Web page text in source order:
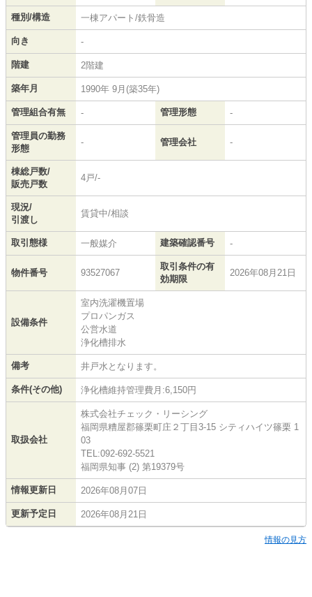
種別/構造 一棟アパート/鉄骨造
向き -
階建 2階建
築年月 1990年 9月(築35年)
管理組合有無 - 管理形態 -
管理員の勤務
形態
- 管理会社 -
棟総戸数/
販売戸数
4戸/-
現況/
引渡し
賃貸中/相談
取引態様 一般媒介 建築確認番号 -
物件番号 93527067
取引条件の有
効期限
2026年08月21日
設備条件
室内洗濯機置場
プロパンガス
公営水道
浄化槽排水
備考 井戸水となります。
条件(その他) 浄化槽維持管理費月:6,150円
取扱会社
株式会社チェック・リーシング
福岡県糟屋郡篠栗町庄２丁目3-15 シティハイツ篠栗 1
03
TEL:092-692-5521
福岡県知事 (2) 第19379号
情報更新日 2026年08月07日
更新予定日 2026年08月21日
情報の見方